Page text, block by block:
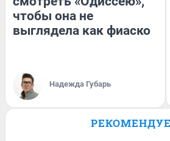
чтобы она не
выглядела как фиаско
Надежда Губарь